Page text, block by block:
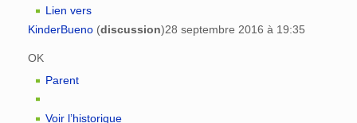
Lien vers
KinderBueno (discussion)28 septembre 2016 à 19:35
OK
Parent
Voir l’historique